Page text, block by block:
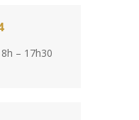
– 17h30